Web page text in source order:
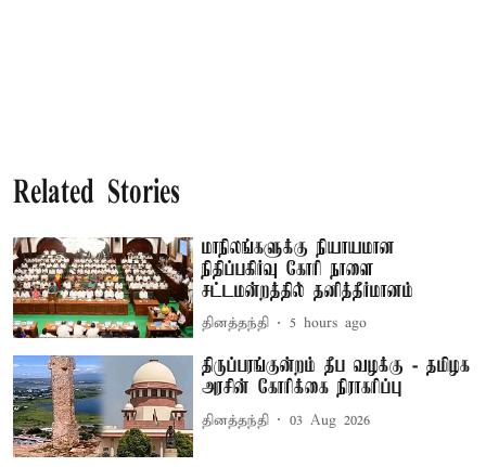
Related Stories
மாநிலங்களுக்கு நியாயமான
நிதிப்பகிர்வு கோரி நாளை
சட்டமன்றத்தில் தனித்தீர்மானம்
தினத்தந்தி 5 hours ago
திருப்பரங்குன்றம் தீப வழக்கு - தமிழக
அரசின் கோரிக்கை நிராகரிப்பு
தினத்தந்தி 03 Aug 2026